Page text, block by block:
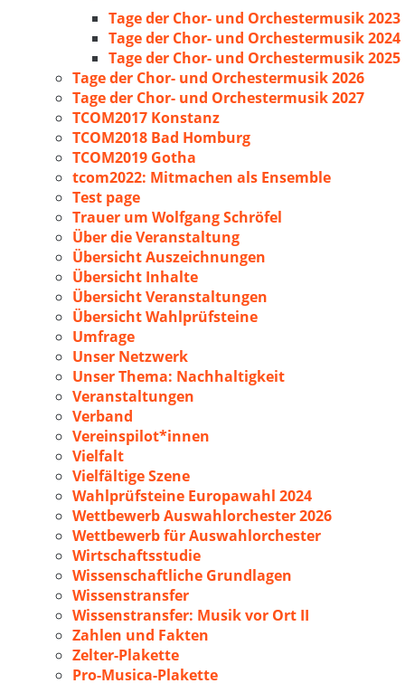
Tage der Chor- und Orchestermusik 2023
Tage der Chor- und Orchestermusik 2024
Tage der Chor- und Orchestermusik 2025
Tage der Chor- und Orchestermusik 2026
Tage der Chor- und Orchestermusik 2027
TCOM2017 Konstanz
TCOM2018 Bad Homburg
TCOM2019 Gotha
tcom2022: Mitmachen als Ensemble
Test page
Trauer um Wolfgang Schröfel
Über die Veranstaltung
Übersicht Auszeichnungen
Übersicht Inhalte
Übersicht Veranstaltungen
Übersicht Wahlprüfsteine
Umfrage
Unser Netzwerk
Unser Thema: Nachhaltigkeit
Veranstaltungen
Verband
Vereinspilot*innen
Vielfalt
Vielfältige Szene
Wahlprüfsteine Europawahl 2024
Wettbewerb Auswahlorchester 2026
Wettbewerb für Auswahlorchester
Wirtschaftsstudie
Wissenschaftliche Grundlagen
Wissenstransfer
Wissenstransfer: Musik vor Ort II
Zahlen und Fakten
Zelter-Plakette
Pro-Musica-Plakette